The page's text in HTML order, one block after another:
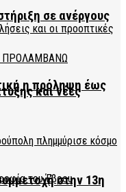
και νέες
σε ανέργους
η πρόληψη έως
στην 13η